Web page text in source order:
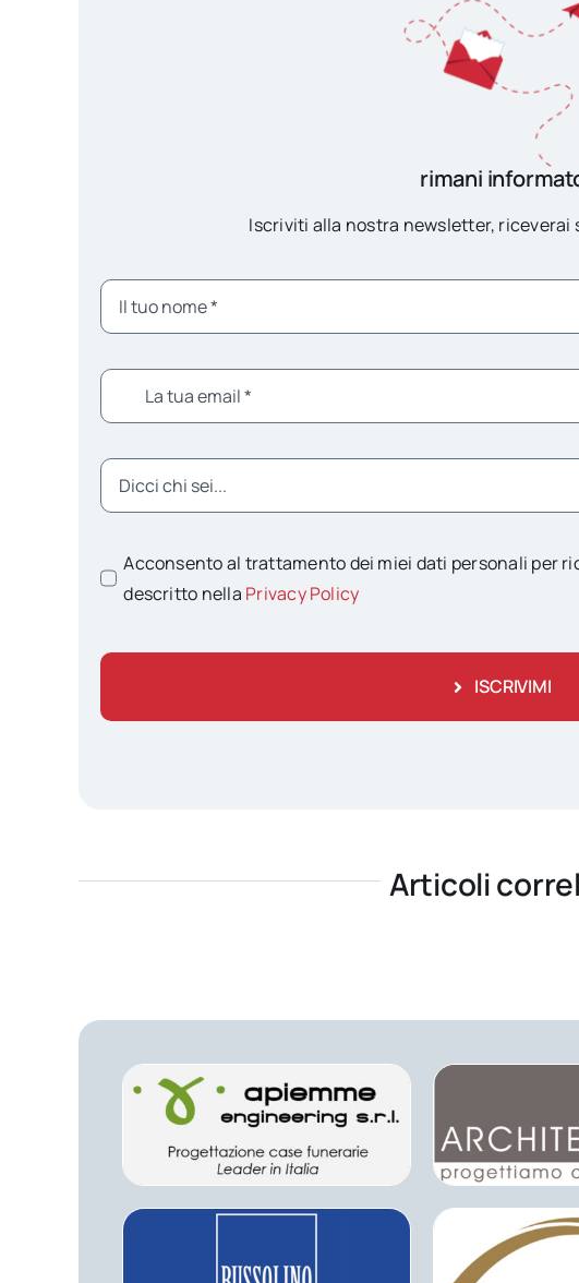
rimani
Iscriviti alla nostra newsletter, riceverai
Acconsento al trattamento dei miei dati personali per
descritto nella Privacy Policy
ISCRIVIMI
Articoli